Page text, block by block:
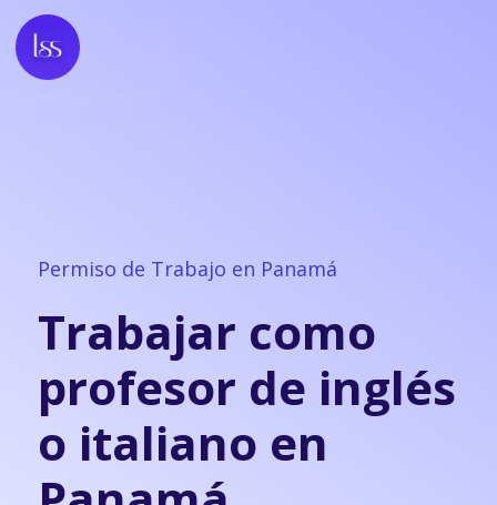
Permiso de Trabajo en Panamá
Trabajar como
profesor de inglés
o italiano en